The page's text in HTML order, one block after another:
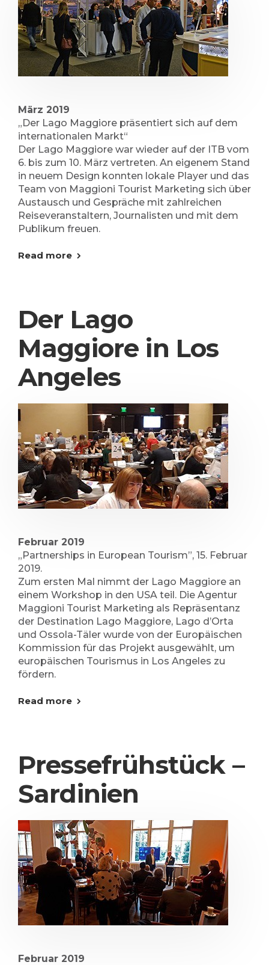
März 2019
„Der Lago Maggiore präsentiert sich auf dem
internationalen Markt“
Der Lago Maggiore war wieder auf der ITB vom
6. bis zum 10. März vertreten. An eigenem Stand
in neuem Design konnten lokale Player und das
Team von Maggioni Tourist Marketing sich über
Austausch und Gespräche mit zahlreichen
Reiseveranstaltern, Journalisten und mit dem
Publikum freuen.
Read more
Der Lago
Maggiore in Los
Angeles
Februar 2019
„Partnerships in European Tourism”, 15. Februar
2019.
Zum ersten Mal nimmt der Lago Maggiore an
einem Workshop in den USA teil. Die Agentur
Maggioni Tourist Marketing als Repräsentanz
der Destination Lago Maggiore, Lago d’Orta
und Ossola-Täler wurde von der Europäischen
Kommission für das Projekt ausgewählt, um
europäischen Tourismus in Los Angeles zu
fördern.
Read more
Pressefrühstück –
Sardinien
Februar 2019